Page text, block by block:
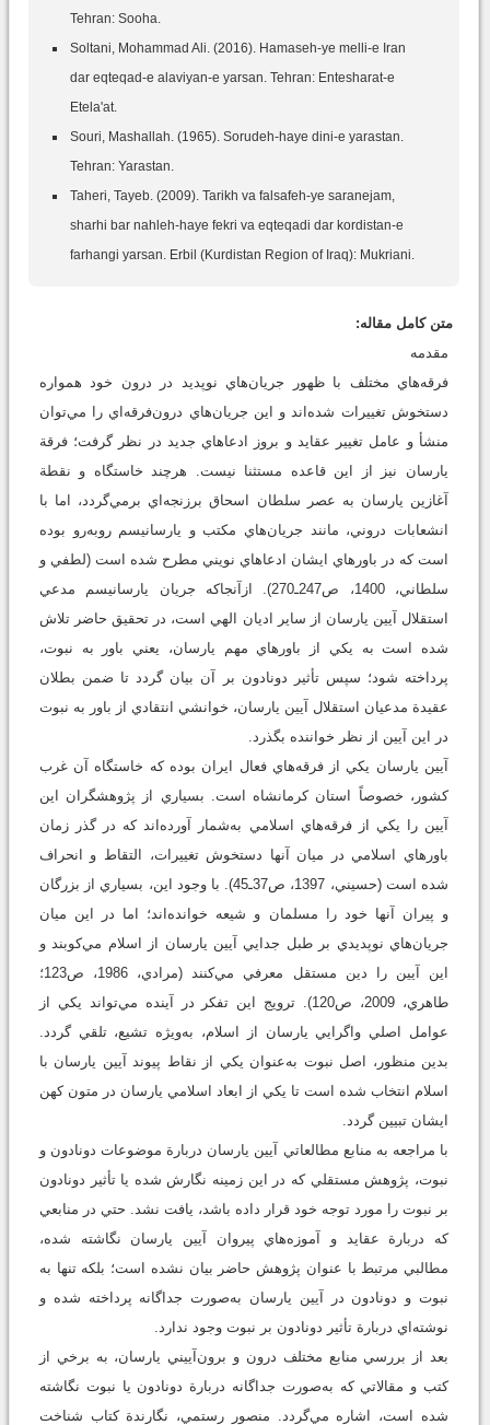
Tehran: Sooha.
Soltani, Mohammad Ali. (2016). Hamaseh-ye melli-e Iran
dar eqteqad-e alaviyan-e yarsan. Tehran: Entesharat-e
Etela'at.
Souri, Mashallah. (1965). Sorudeh-haye dini-e yarastan.
Tehran: Yarastan.
Taheri, Tayeb. (2009). Tarikh va falsafeh-ye saranejam,
sharhi bar nahleh-haye fekri va eqteqadi dar kordistan-e
farhangi yarsan. Erbil (Kurdistan Region of Iraq): Mukriani.
متن کامل مقاله:
مقدمه
فرقه‌هاي مختلف با ظهور جريان‌هاي نوپديد در درون خود همواره
دستخوش تغييرات شده‌اند و اين جريان‌هاي درون‌فرقه‌اي را مي‌توان
منشأ و عامل تغيير عقايد و بروز ادعاهاي جديد در نظر گرفت؛ فرقة
يارسان نيز از اين قاعده مستثنا نيست. هرچند خاستگاه و نقطة
آغازين يارسان به عصر سلطان اسحاق برزنجه‌اي برمي‌گردد، اما با
انشعابات دروني، مانند جريان‌هاي مکتب و يارسانيسم روبه‌رو بوده
است که در باورهاي ايشان ادعاهاي نويني مطرح شده است (لطفي و
سلطاني، 1400، ص247ـ270). ازآنجاکه جريان يارسانيسم مدعي
استقلال آيين يارسان از ساير اديان الهي است، در تحقيق حاضر تلاش
شده است به يکي از باورهاي مهم يارسان، يعني باور به نبوت،
پرداخته شود؛ سپس تأثير دونادون بر آن بيان گردد تا ضمن بطلان
عقيدة مدعيان استقلال آيين يارسان، خوانشي انتقادي از باور به نبوت
در اين آيين از نظر خواننده بگذرد.
آيين يارسان يکي از فرقه‌هاي فعال ايران بوده که خاستگاه آن غرب
کشور، خصوصاً استان کرمانشاه است. بسياري از پژوهشگران اين
آيين را يکي از فرقه‌هاي اسلامي به‌شمار آورده‌اند که در گذر زمان
باورهاي اسلامي در ميان آنها دستخوش تغييرات، التقاط و انحراف
شده است (حسيني، 1397، ص37ـ45). با وجود اين، بسياري از بزرگان
و پيران آنها خود را مسلمان و شيعه خوانده‌اند؛ اما در اين ميان
جريان‌هاي نوپديدي بر طبل جدايي آيين يارسان از اسلام مي‌کوبند و
اين آيين را دين مستقل معرفي مي‌کنند (مرادي، 1986، ص123؛
طاهري، 2009، ص120). ترويج اين تفکر در آينده مي‌تواند يکي از
عوامل اصلي واگرايي يارسان از اسلام، به‌ويژه تشيع، تلقي گردد.
بدين منظور، اصل نبوت به‌عنوان يکي از نقاط پيوند آيين يارسان با
اسلام انتخاب شده است تا يکي از ابعاد اسلامي يارسان در متون کهن
ايشان تبيين گردد.
با مراجعه به منابع مطالعاتي آيين يارسان دربارة موضوعات دونادون و
نبوت، پژوهش مستقلي که در اين زمينه نگارش شده يا تأثير دونادون
بر نبوت را مورد توجه خود قرار داده باشد، يافت نشد. حتي در منابعي
که دربارة عقايد و آموزه‌هاي پيروان آيين يارسان نگاشته شده،
مطالبي مرتبط با عنوان پژوهش حاضر بيان نشده است؛ بلکه تنها به
نبوت و دونادون در آيين يارسان به‌صورت جداگانه پرداخته شده و
نوشته‌اي دربارة تأثير دونادون بر نبوت وجود ندارد.
بعد از بررسي منابع مختلف درون و برون‌آييني يارسان، به برخي از
کتب و مقالاتي که به‌صورت جداگانه دربارة دونادون يا نبوت نگاشته
شده است، اشاره مي‌گردد. منصور رستمي، نگارندة کتاب شناخت